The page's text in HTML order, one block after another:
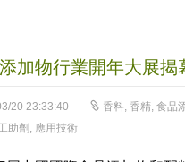
加物行業開年大展揭
20 23:33:40 香料, 香精, 食品
助劑 , 應用技術